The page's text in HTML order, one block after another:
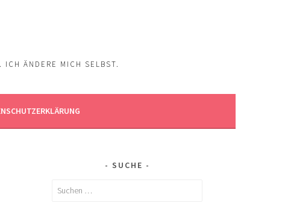
ÄNDERE MICH SELBST.
SUCHE
Suchen